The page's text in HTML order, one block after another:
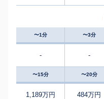
〜1分 〜3分
- -
〜15分 〜20分
1,189万円 484万円